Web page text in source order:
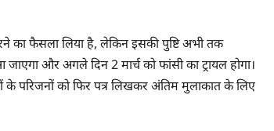
का फैसला लिया है, लेकिन इसकी पुष्टि अभी तक
और अगले दिन 2 मार्च को फांसी का ट्रायल होगा।
के परिजनों को फिर पत्र लिखकर अंतिम मुलाकात के लिए